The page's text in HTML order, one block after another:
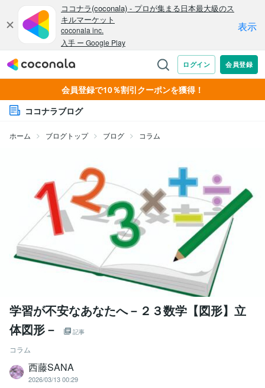
会員登録で10％割引クーポンを獲得！
ココナラブログ
ホーム ブログトップ ブログ コラム
学習が不安なあなたへ－２３数学【図形】立
体図形－
記事
コラム
西藤SANA
2026/03/13 00:29